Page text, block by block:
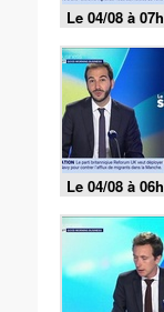
Le 04/08 à 07h
Le 04/08 à 06h